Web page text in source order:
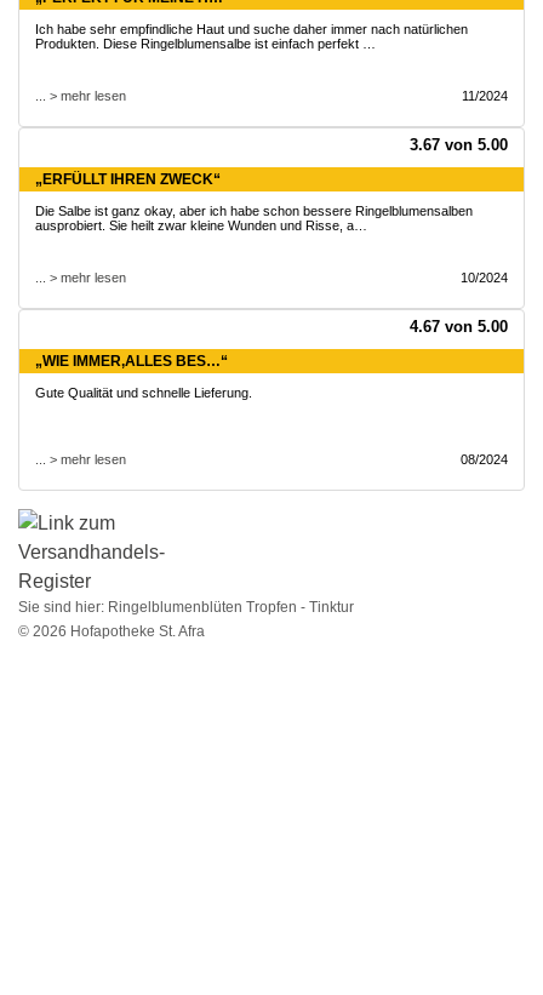
Ich habe sehr empfindliche Haut und suche daher immer nach natürlichen
Produkten. Diese Ringelblumensalbe ist einfach perfekt …
... > mehr lesen 11/2024
3.67 von 5.00
„ERFÜLLT IHREN ZWECK“
Die Salbe ist ganz okay, aber ich habe schon bessere Ringelblumensalben
ausprobiert. Sie heilt zwar kleine Wunden und Risse, a…
... > mehr lesen 10/2024
4.67 von 5.00
„WIE IMMER,ALLES BES…“
Gute Qualität und schnelle Lieferung.
... > mehr lesen 08/2024
Sie sind hier: Ringelblumenblüten Tropfen - Tinktur
© 2026 Hofapotheke St. Afra